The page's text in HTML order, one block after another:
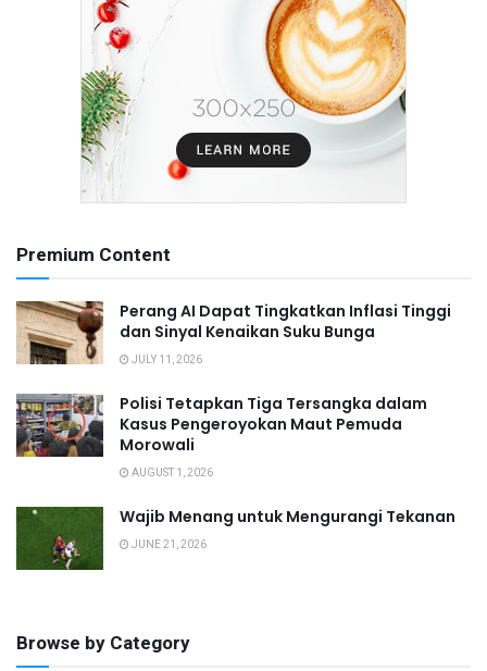
Premium Content
Perang AI Dapat Tingkatkan Inflasi Tinggi
dan Sinyal Kenaikan Suku Bunga
JULY 11, 2026
Polisi Tetapkan Tiga Tersangka dalam
Kasus Pengeroyokan Maut Pemuda
Morowali
AUGUST 1, 2026
Wajib Menang untuk Mengurangi Tekanan
JUNE 21, 2026
Browse by Category